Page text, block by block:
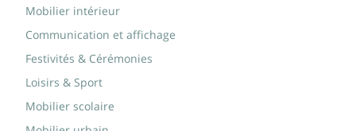
Mobilier intérieur
Communication et affichage
Festivités & Cérémonies
Loisirs & Sport
Mobilier scolaire